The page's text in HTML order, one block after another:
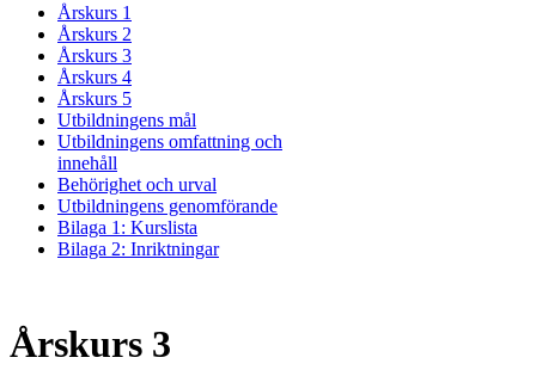
Årskurs 1
Årskurs 2
Årskurs 3
Årskurs 4
Årskurs 5
Utbildningens mål
Utbildningens omfattning och
innehåll
Behörighet och urval
Utbildningens genomförande
Bilaga 1: Kurslista
Bilaga 2: Inriktningar
Årskurs 3